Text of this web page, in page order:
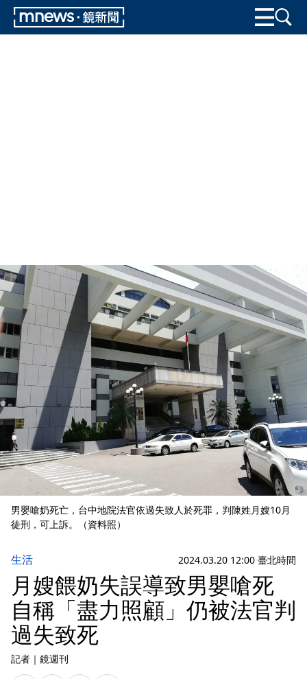
男嬰嗆奶死亡，台中地院法官依過失致人於死罪，判陳姓月嫂10月
徒刑，可上訴。（資料照）
生活 2024.03.20 12:00 臺北時間
月嫂餵奶失誤導致男嬰嗆死
自稱「盡力照顧」仍被法官判
過失致死
記者 ｜ 鏡週刊